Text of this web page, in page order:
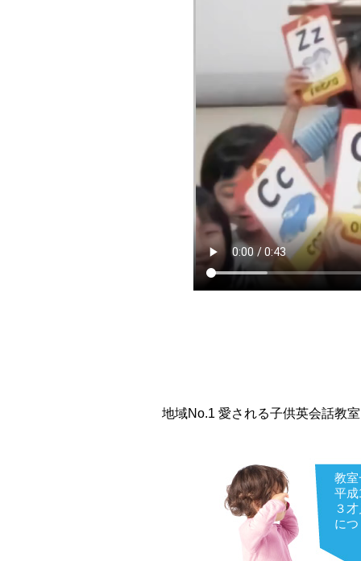
地域No.1 愛される子供英会話教
教
平
３
に